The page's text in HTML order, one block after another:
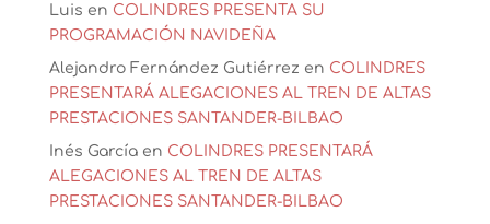
Luis en COLINDRES PRESENTA SU
PROGRAMACIÓN NAVIDEÑA
Alejandro Fernández Gutiérrez en COLINDRES
PRESENTARÁ ALEGACIONES AL TREN DE ALTAS
PRESTACIONES SANTANDER-BILBAO
Inés Garcíaen COLINDRES PRESENTARÁ
ALEGACIONES AL TREN DE ALTAS
PRESTACIONES SANTANDER-BILBAO